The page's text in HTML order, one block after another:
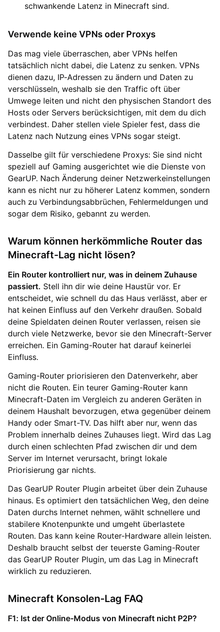
schwankende Latenz in Minecraft sind.
Verwende keine VPNs oder Proxys
Das mag viele überraschen, aber VPNs helfen
tatsächlich nicht dabei, die Latenz zu senken. VPNs
dienen dazu, IP-Adressen zu ändern und Daten zu
verschlüsseln, weshalb sie den Traffic oft über
Umwege leiten und nicht den physischen Standort des
Hosts oder Servers berücksichtigen, mit dem du dich
verbindest. Daher stellen viele Spieler fest, dass die
Latenz nach Nutzung eines VPNs sogar steigt.
Dasselbe gilt für verschiedene Proxys: Sie sind nicht
speziell auf Gaming ausgerichtet wie die Dienste von
GearUP. Nach Änderung deiner Netzwerkeinstellungen
kann es nicht nur zu höherer Latenz kommen, sondern
auch zu Verbindungsabbrüchen, Fehlermeldungen und
sogar dem Risiko, gebannt zu werden.
Warum können herkömmliche Router das
Minecraft-Lag nicht lösen?
Ein Router kontrolliert nur, was in deinem Zuhause
passiert. Stell ihn dir wie deine Haustür vor. Er
entscheidet, wie schnell du das Haus verlässt, aber er
hat keinen Einfluss auf den Verkehr draußen. Sobald
deine Spieldaten deinen Router verlassen, reisen sie
durch viele Netzwerke, bevor sie den Minecraft-Server
erreichen. Ein Gaming-Router hat darauf keinerlei
Einfluss.
Gaming-Router priorisieren den Datenverkehr, aber
nicht die Routen. Ein teurer Gaming-Router kann
Minecraft-Daten im Vergleich zu anderen Geräten in
deinem Haushalt bevorzugen, etwa gegenüber deinem
Handy oder Smart-TV. Das hilft aber nur, wenn das
Problem innerhalb deines Zuhauses liegt. Wird das Lag
durch einen schlechten Pfad zwischen dir und dem
Server im Internet verursacht, bringt lokale
Priorisierung gar nichts.
Das GearUP Router Plugin arbeitet über dein Zuhause
hinaus. Es optimiert den tatsächlichen Weg, den deine
Daten durchs Internet nehmen, wählt schnellere und
stabilere Knotenpunkte und umgeht überlastete
Routen. Das kann keine Router-Hardware allein leisten.
Deshalb braucht selbst der teuerste Gaming-Router
das GearUP Router Plugin, um das Lag in Minecraft
wirklich zu reduzieren.
Minecraft Konsolen-Lag FAQ
F1: Ist der Online-Modus von Minecraft nicht P2P?